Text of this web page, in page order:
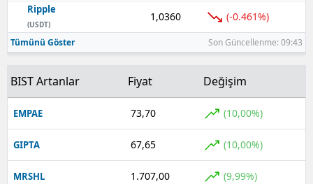
Yozgat
Zonguldak
Aksaray
Bayburt
Karaman
Kırıkkale
Ripple
(USDT)
1,0360 (-0.461%)
Tümünü Göster Son Güncellenme: 09:43
BIST Artanlar Fiyat Değişim
EMPAE 73,70 (10,00%)
GIPTA 67,65 (10,00%)
MRSHL 1.707,00 (9,99%)